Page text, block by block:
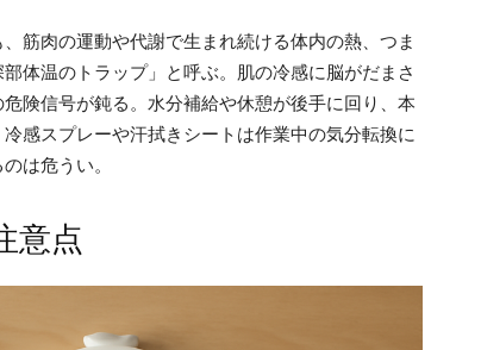
筋肉の運動や代謝で生まれ続ける体内の熱、つま
体温のトラップ」と呼ぶ。肌の冷感に脳がだまさ
険信号が鈍る。水分補給や休憩が後手に回り、本
感スプレーや汗拭きシートは作業中の気分転換に
は危うい。
意点